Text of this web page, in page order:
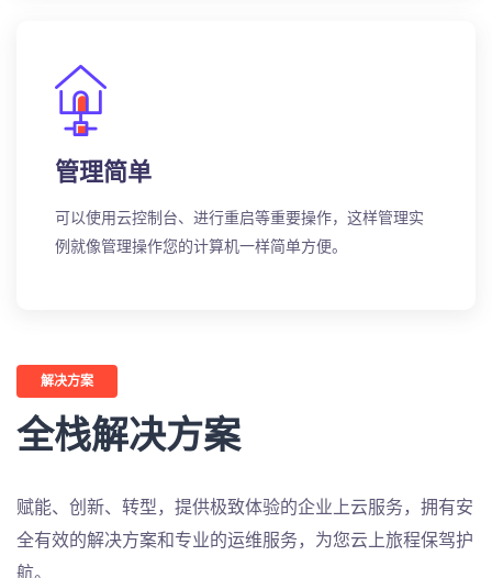
管理简单
可以使用云控制台、进行重启等重要操作，这样管理实
例就像管理操作您的计算机一样简单方便。
解决方案
全栈解决方案
赋能、创新、转型，提供极致体验的企业上云服务，拥有安
全有效的解决方案和专业的运维服务，为您云上旅程保驾护
航。